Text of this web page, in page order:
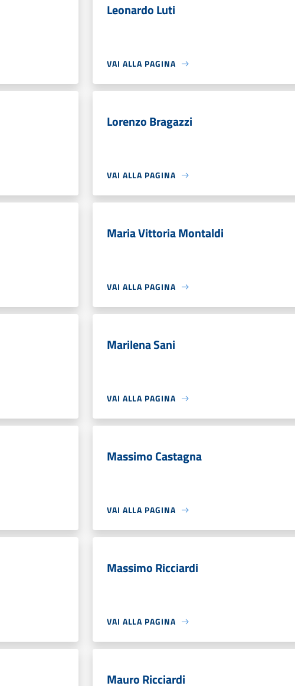
Leonardo Luti
VAI ALLA PAGINA
Lorenzo Bragazzi
VAI ALLA PAGINA
Maria Vittoria Montaldi
VAI ALLA PAGINA
Marilena Sani
VAI ALLA PAGINA
Massimo Castagna
VAI ALLA PAGINA
Massimo Ricciardi
VAI ALLA PAGINA
Mauro Ricciardi